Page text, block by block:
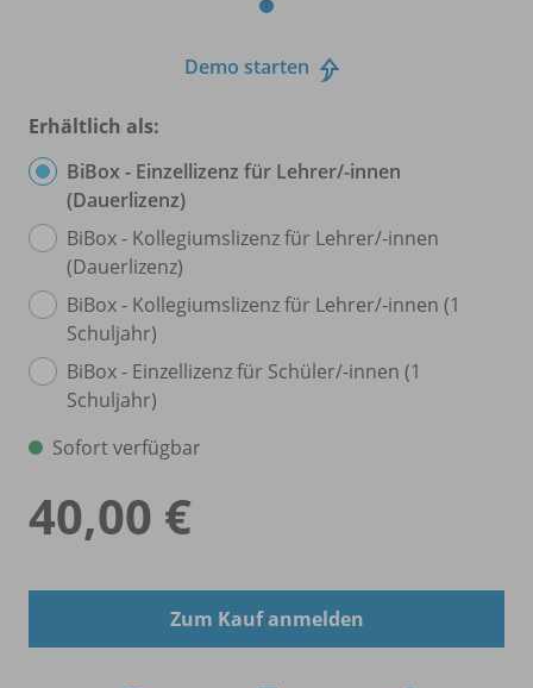
Demo starten
Erhältlich als:
BiBox - Einzellizenz für Lehrer/-innen
(Dauerlizenz)
BiBox - Kollegiumslizenz für Lehrer/-innen
(Dauerlizenz)
BiBox - Kollegiumslizenz für Lehrer/-innen (1
Schuljahr)
BiBox - Einzellizenz für Schüler/-innen (1
Schuljahr)
Sofort verfügbar
40,00 €
Zum Kauf anmelden